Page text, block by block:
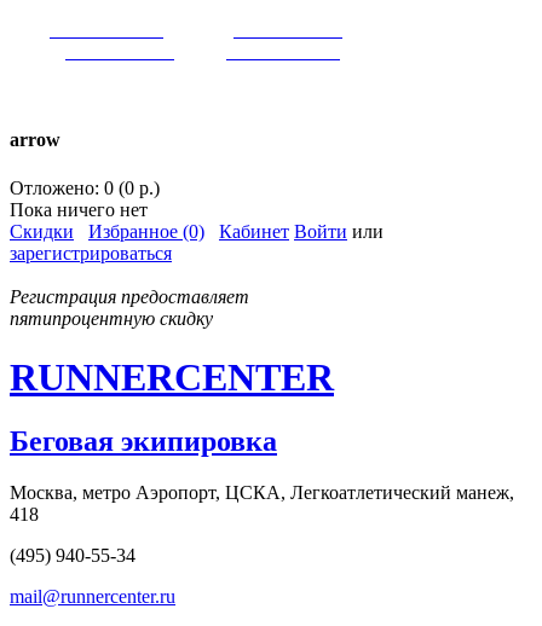
arrow
Отложено: 0 (0 р.)
Пока ничего нет
Скидки
Избранное (0) Кабинет Войти или
зарегистрироваться
Регистрация предоставляет
пятипроцентную скидку
RUNNERCENTER
Беговая экипировка
Москва, метро Аэропорт, ЦСКА, Легкоатлетический манеж,
418
(495) 940-55-34
mail@runnercenter.ru